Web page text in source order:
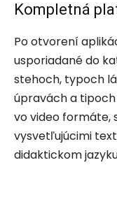
Kompletná
Po otvorení
usporiadané do
stehoch, typoch
úpravách a tipoch
vo video formáte,
vysvetľujúcimi
didaktickom